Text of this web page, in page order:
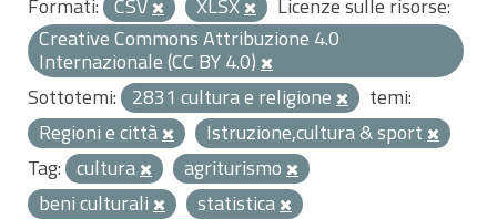
Formati: CSV XLSX
Licenze sulle risorse:
Creative Commons Attribuzione 4.0
Internazionale (CC BY 4.0)
Sottotemi: 2831 cultura e religione
temi:
Regioni e città
Istruzione,cultura & sport
Tag: cultura
agriturismo
beni culturali
statistica